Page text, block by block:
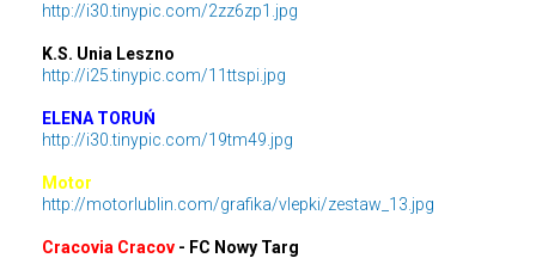
http://i30.tinypic.com/2zz6zp1.jpg
K.S. Unia Leszno
http://i25.tinypic.com/11ttspi.jpg
ELENA TORUŃ
http://i30.tinypic.com/19tm49.jpg
Motor
http://motorlublin.com/grafika/vlepki/zestaw_13.jpg
Cracovia Cracov - FC Nowy Targ